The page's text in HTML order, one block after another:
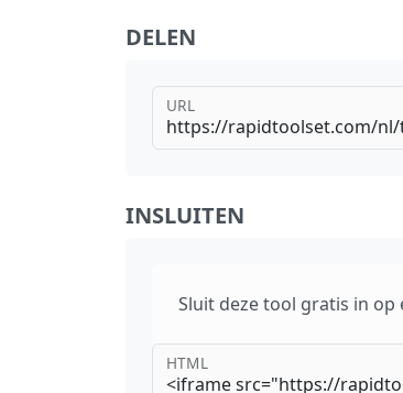
DELEN
URL
INSLUITEN
Sluit deze tool gratis in op
HTML